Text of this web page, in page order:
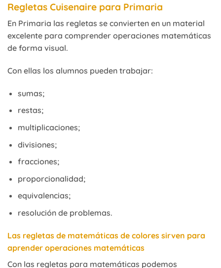
Regletas Cuisenaire para Primaria
En Primaria las regletas se convierten en un material
excelente para comprender operaciones matemáticas
de forma visual.
Con ellas los alumnos pueden trabajar:
sumas;
restas;
multiplicaciones;
divisiones;
fracciones;
proporcionalidad;
equivalencias;
resolución de problemas.
Las regletas de matemáticas de colores sirven para
aprender operaciones matemáticas
Con las regletas para matemáticas podemos